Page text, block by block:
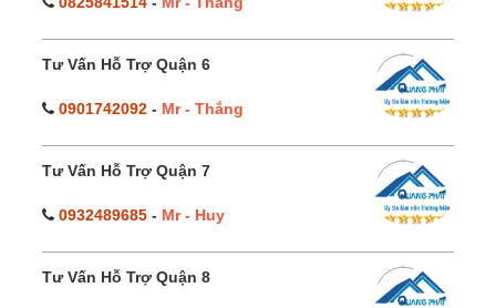
Tư Vấn Hỗ Trợ Quận 6
0901742092 - Mr - Thắng
Tư Vấn Hỗ Trợ Quận 7
0932489685 - Mr - Huy
Tư Vấn Hỗ Trợ Quận 8